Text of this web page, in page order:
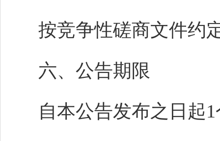
按竞争性磋商文件约
六、公告期限
自本公告发布之日起